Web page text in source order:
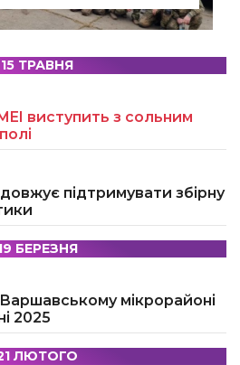
15 ТРАВНЯ
виступить з сольним
підтримувати збірну
БЕРЕЗНЯ
мікрорайоні
2025
ЛЮТОГО